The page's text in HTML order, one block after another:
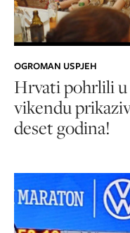
OGROMAN USPJEH
Hrvati pohrlili u
vikendu
deset godina!